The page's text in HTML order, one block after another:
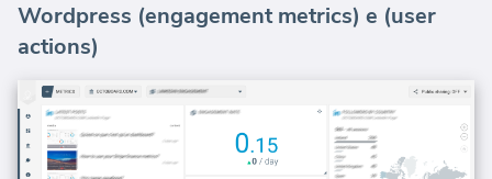
Wordpress (engagement metrics) e (user
actions)